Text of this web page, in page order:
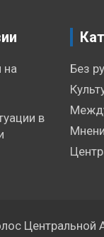
на
в
Без
Центральной